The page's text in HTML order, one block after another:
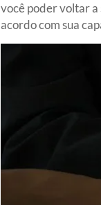
você poder voltar a
acordo com sua